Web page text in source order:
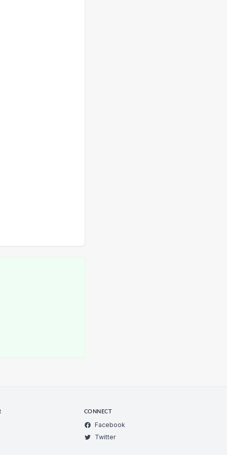
CONNECT
Facebook
Twitter